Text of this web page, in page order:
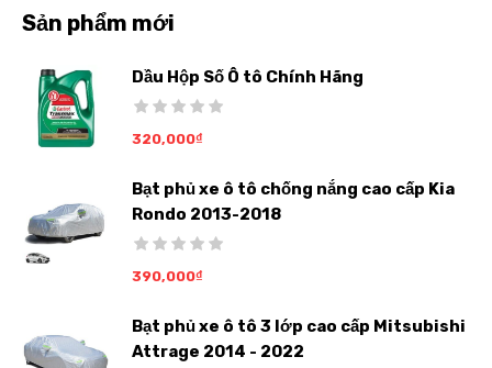
Sản phẩm mới
Dầu Hộp Số Ô tô Chính Hãng
320,000₫
Bạt phủ xe ô tô chống nắng cao cấp Kia
Rondo 2013-2018
390,000₫
Bạt phủ xe ô tô 3 lớp cao cấp Mitsubishi
Attrage 2014 - 2022